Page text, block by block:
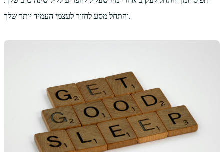
והתחל מסע לחזור לעצמי העמיד יותר שלך.